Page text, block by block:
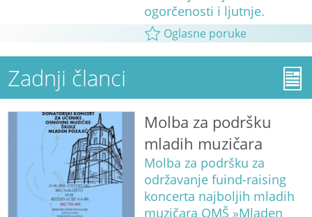
ogorčenosti i ljutnje.
Oglasne poruke
Zadnji članci
Molba za podršku
mladih muzičara
Molba za podršku za
održavanje fuind-raising
koncerta najboljih mladih
muzičara OMŠ »Mladen